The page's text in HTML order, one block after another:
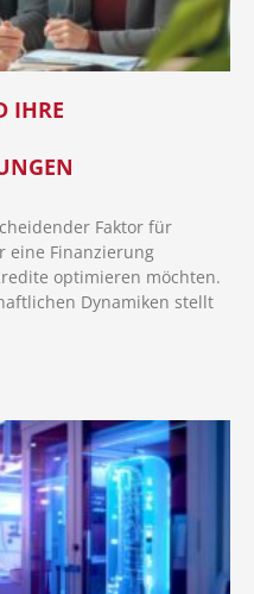
IHRE
Faktor für
eine Finanzierung
optimieren möchten.
Dynamiken stellt